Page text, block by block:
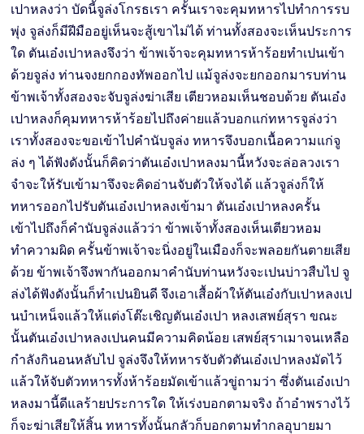
เปาหลงว่า บัดนี้จูล่งโกรธเรา ครั้นเราจะคุมทหารไปทำการรบ
พุ่ง จูล่งก็มีฝีมืออยู่เห็นจะสู้เขาไม่ได้ ท่านทั้งสองจะเห็นประการ
ใด ตันเอ๋งเปาหลงจึงว่า ข้าพเจ้าจะคุมทหารห้าร้อยทำเปนเข้า
ด้วยจูล่ง ท่านจงยกกองทัพออกไป แม้จูล่งจะยกออกมารบท่าน
ข้าพเจ้าทั้งสองจะจับจูล่งฆ่าเสีย เตียวหอมเห็นชอบด้วย ตันเอ๋ง
เปาหลงก็คุมทหารห้าร้อยไปถึงค่ายแล้วบอกแก่ทหารจูล่งว่า
เราทั้งสองจะขอเข้าไปคำนับจูล่ง ทหารจึงบอกเนื้อความแก่จู
ล่ง ๆ ได้ฟังดังนั้นก็คิดว่าตันเอ๋งเปาหลงมานี้หวังจะล่อลวงเรา
จำจะให้รับเข้ามาจึงจะคิดอ่านจับตัวให้จงได้ แล้วจูล่งก็ให้
ทหารออกไปรับตันเอ๋งเปาหลงเข้ามา ตันเอ๋งเปาหลงครั้น
เข้าไปถึงก็คำนับจูล่งแล้วว่า ข้าพเจ้าทั้งสองเห็นเตียวหอม
ทำความผิด ครั้นข้าพเจ้าจะนิ่งอยู่ในเมืองก็จะพลอยกันตายเสีย
ด้วย ข้าพเจ้าจึงพากันออกมาคำนับท่านหวังจะเปนบ่าวสืบไป จู
ล่งได้ฟังดังนั้นก็ทำเปนยินดี จึงเอาเสื้อผ้าให้ตันเอ๋งกับเปาหลงเป
นบำเหน็จแล้วให้แต่งโต๊ะเชิญตันเอ๋งเปา หลงเสพย์สุรา ขณะ
นั้นตันเอ๋งเปาหลงเปนคนมีความคิดน้อย เสพย์สุราเมาจนเหลือ
กำลังกินอนหลับไป จูล่งจึงให้ทหารจับตัวตันเอ๋งเปาหลงมัดไว้
แล้วให้จับตัวทหารทั้งห้าร้อยมัดเข้าแล้วขู่ถามว่า ซึ่งตันเอ๋งเปา
หลงมานี้ดีแลร้ายประการใด ให้เร่งบอกตามจริง ถ้าอำพรางไว้
ก็จะฆ่าเสียให้สิ้น ทหารทั้งนั้นกลัวก็บอกตามทำกลอุบายมา